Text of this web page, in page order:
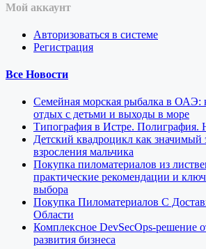
Мой аккаунт
Авторизоваться в системе
Регистрация
Все Новости
Семейная морская рыбалка в ОАЭ:
отдых с детьми и выходы в море
Типография в Истре. Полиграфия.
Детский квадроцикл как значимый
взросления мальчика
Покупка пиломатериалов из
практические рекомендации и
выбора
Покупка Пиломатериалов С
Области
Комплексное DevSecOps-решение
развития бизнеса